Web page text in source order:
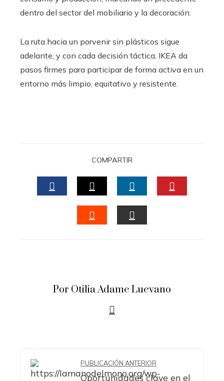
dentro del sector del mobiliario y la decoración.
La ruta hacia un porvenir sin plásticos sigue
adelante, y con cada decisión táctica, IKEA da
pasos firmes para participar de forma activa en un
entorno más limpio, equitativo y resistente.
COMPARTIR
FACEBOOKTWITTERLINKEDIN
Por Otilia Adame Luevano
PUBLICACIÓN ANTERIOR
Oportunidades clave en el